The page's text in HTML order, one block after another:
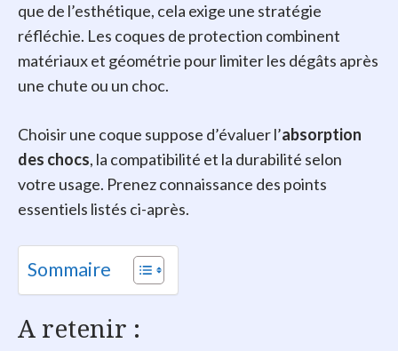
que de l’esthétique, cela exige une stratégie
réfléchie. Les coques de protection combinent
matériaux et géométrie pour limiter les dégâts après
une chute ou un choc.
Choisir une coque suppose d’évaluer l’absorption
des chocs, la compatibilité et la durabilité selon
votre usage. Prenez connaissance des points
essentiels listés ci-après.
Sommaire
A retenir :